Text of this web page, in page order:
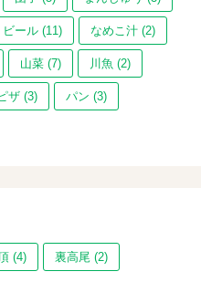
ビール (11) なめこ汁 (2)
山菜 (7) 川魚 (2)
ザ (3) パン (3)
(4) 裏高尾 (2)